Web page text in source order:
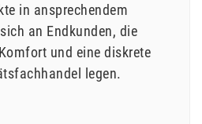
in ansprechendem
an Endkunden, die
und eine diskrete
legen.